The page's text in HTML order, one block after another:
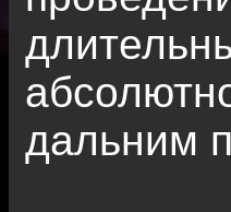
дальним